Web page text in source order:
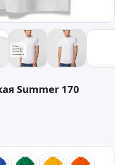
Summer 170